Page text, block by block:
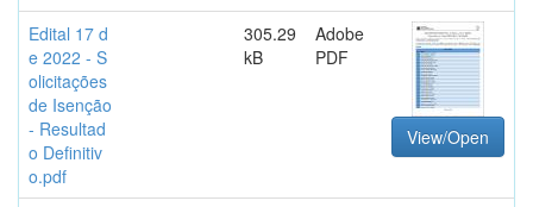
Edital 17 d
e 2022 - S
olicitações
de Isenção
- Resultad
o Definitiv
o.pdf
305.29
kB
Adobe
PDF
View/Open